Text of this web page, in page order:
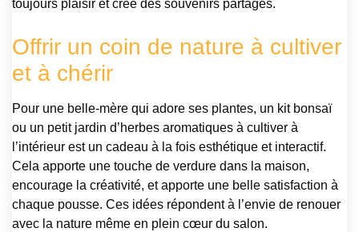
toujours plaisir et crée des souvenirs partagés.
Offrir un coin de nature à cultiver
et à chérir
Pour une belle-mère qui adore ses plantes, un kit bonsaï
ou un petit jardin d’herbes aromatiques à cultiver à
l’intérieur est un cadeau à la fois esthétique et interactif.
Cela apporte une touche de verdure dans la maison,
encourage la créativité, et apporte une belle satisfaction à
chaque pousse. Ces idées répondent à l’envie de renouer
avec la nature même en plein cœur du salon.